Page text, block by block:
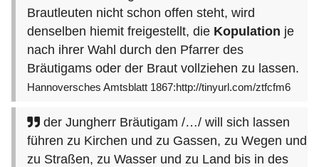
Brautleuten nicht schon offen steht, wird
denselben hiemit freigestellt, die Kopulation je
nach ihrer Wahl durch den Pfarrer des
Bräutigams oder der Braut vollziehen zu lassen.
Hannoversches Amtsblatt 1867:http://tinyurl.com/ztfcfm6
der Jungherr Bräutigam /…/ will sich lassen
führen zu Kirchen und zu Gassen, zu Wegen und
zu Straßen, zu Wasser und zu Land bis in des